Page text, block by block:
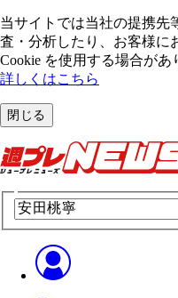
当サイトでは当社の提携先
査・分析したり、お客様に
Cookie を使⽤する場合があ
詳しくはこちら
閉じる